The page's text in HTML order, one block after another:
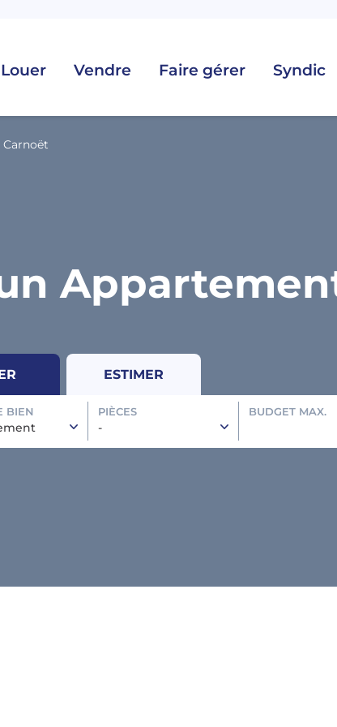
Louer Vendre Faire gérer Syndic
Carnoët
ESTIMER
BIEN PIÈCES
-
BUDGET MAX.